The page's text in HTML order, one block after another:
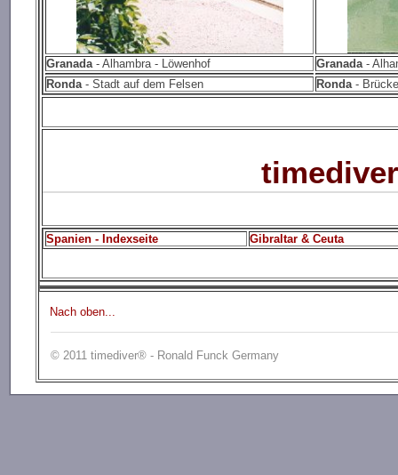
Granada- Alhambra - Löwenhof Granada-
Ronda- Stadt auf dem Felsen Ronda- Brücke
Spanien - Indexseite Gibraltar & Ceuta
Nach oben...
© 2011 timediver® - Ronald Funck Germany